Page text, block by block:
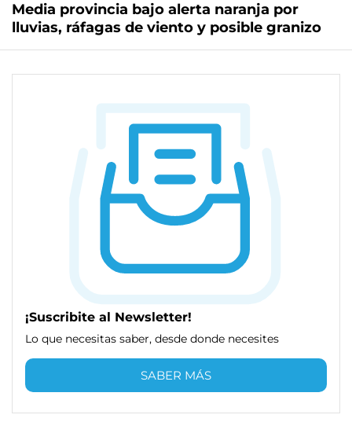
Media provincia bajo alerta naranja por
lluvias, ráfagas de viento y posible granizo
¡Suscribite al Newsletter!
Lo que necesitas saber, desde donde necesites
SABER MÁS